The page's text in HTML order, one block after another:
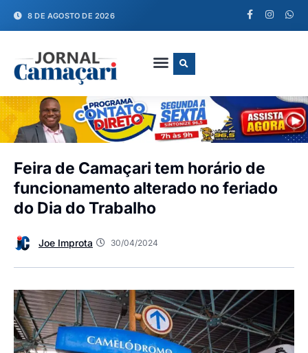
8 DE AGOSTO DE 2026
Feira de Camaçari tem horário de
funcionamento alterado no feriado
do Dia do Trabalho
Joe Improta 30/04/2024